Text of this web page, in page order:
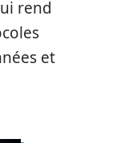
rend
et